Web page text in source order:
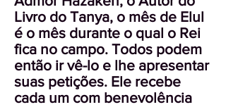
Livro do Tanya, o mês de Elul
é o mês durante o qual o Rei
fica no campo. Todos podem
então ir vê-lo e lhe apresentar
suas petições. Ele recebe
cada um com benevolência